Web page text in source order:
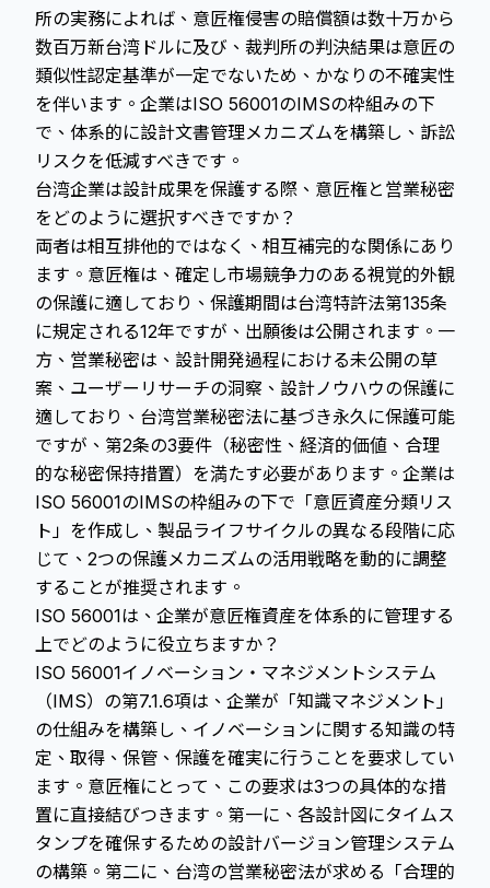
所の実務によれば、意匠権侵害の賠償額は数十万から
数百万新台湾ドルに及び、裁判所の判決結果は意匠の
類似性認定基準が一定でないため、かなりの不確実性
を伴います。企業はISO 56001のIMSの枠組みの下
で、体系的に設計文書管理メカニズムを構築し、訴訟
リスクを低減すべきです。
台湾企業は設計成果を保護する際、意匠権と営業秘密
をどのように選択すべきですか？
両者は相互排他的ではなく、相互補完的な関係にあり
ます。意匠権は、確定し市場競争力のある視覚的外観
の保護に適しており、保護期間は台湾特許法第135条
に規定される12年ですが、出願後は公開されます。一
方、営業秘密は、設計開発過程における未公開の草
案、ユーザーリサーチの洞察、設計ノウハウの保護に
適しており、台湾営業秘密法に基づき永久に保護可能
ですが、第2条の3要件（秘密性、経済的価値、合理
的な秘密保持措置）を満たす必要があります。企業は
ISO 56001のIMSの枠組みの下で「意匠資産分類リス
ト」を作成し、製品ライフサイクルの異なる段階に応
じて、2つの保護メカニズムの活用戦略を動的に調整
することが推奨されます。
ISO 56001は、企業が意匠権資産を体系的に管理する
上でどのように役立ちますか？
ISO 56001イノベーション・マネジメントシステム
（IMS）の第7.1.6項は、企業が「知識マネジメント」
の仕組みを構築し、イノベーションに関する知識の特
定、取得、保管、保護を確実に行うことを要求してい
ます。意匠権にとって、この要求は3つの具体的な措
置に直接結びつきます。第一に、各設計図にタイムス
タンプを確保するための設計バージョン管理システム
の構築。第二に、台湾の営業秘密法が求める「合理的